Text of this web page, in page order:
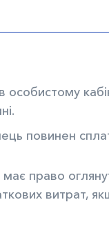
повинен
право
витрат,